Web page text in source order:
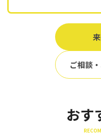
ご相談
おす